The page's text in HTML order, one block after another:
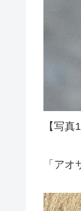
【写真
「ア